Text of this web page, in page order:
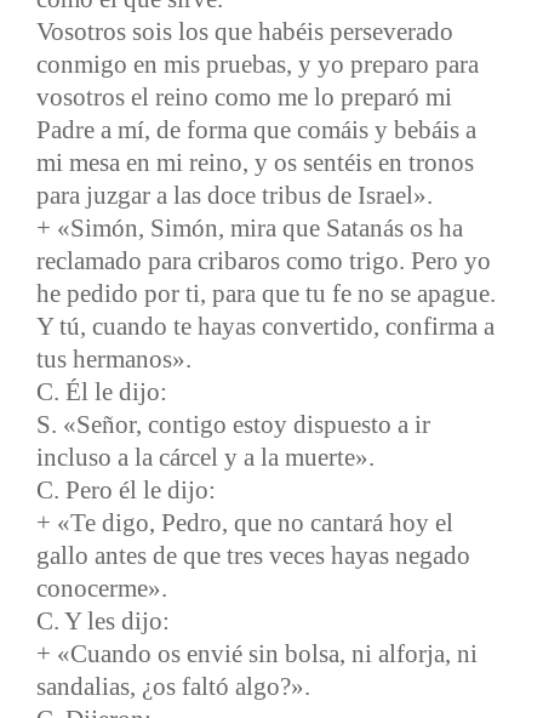
Vosotros sois los que habéis perseverado
conmigo en mis pruebas, y yo preparo para
vosotros el reino como me lo preparó mi
Padre a mí, de forma que comáis y bebáis a
mi mesa en mi reino, y os sentéis en tronos
para juzgar a las doce tribus de Israel».
+ «Simón, Simón, mira que Satanás os ha
reclamado para cribaros como trigo. Pero yo
he pedido por ti, para que tu fe no se apague.
Y tú, cuando te hayas convertido, confirma a
tus hermanos».
C. Él le dijo:
S. «Señor, contigo estoy dispuesto a ir
incluso a la cárcel y a la muerte».
C. Pero él le dijo:
+ «Te digo, Pedro, que no cantará hoy el
gallo antes de que tres veces hayas negado
conocerme».
C. Y les dijo:
+ «Cuando os envié sin bolsa, ni alforja, ni
sandalias, ¿os faltó algo?».